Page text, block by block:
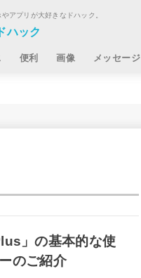
アプリが大好きなドハック。
便利 画像 メッセージ
」の基本的な使
のご紹介